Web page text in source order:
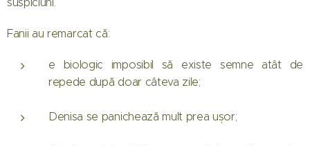
Fanii au remarcat că:
e biologic imposibil să existe semne atât de
repede după doar câteva zile;
Denisa se panichează mult prea ușor;